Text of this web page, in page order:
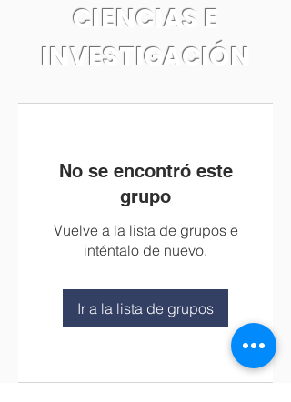
CIENCIAS E
INVESTIGACIÓN
No se encontró este
grupo
Vuelve a la lista de grupos e
inténtalo de nuevo.
Ir a la lista de grupos